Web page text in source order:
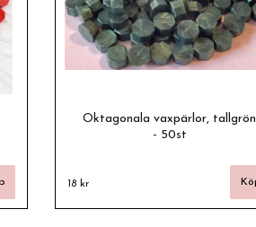
Oktagonala vaxpärlor, tallgrön
- 50st
18 kr